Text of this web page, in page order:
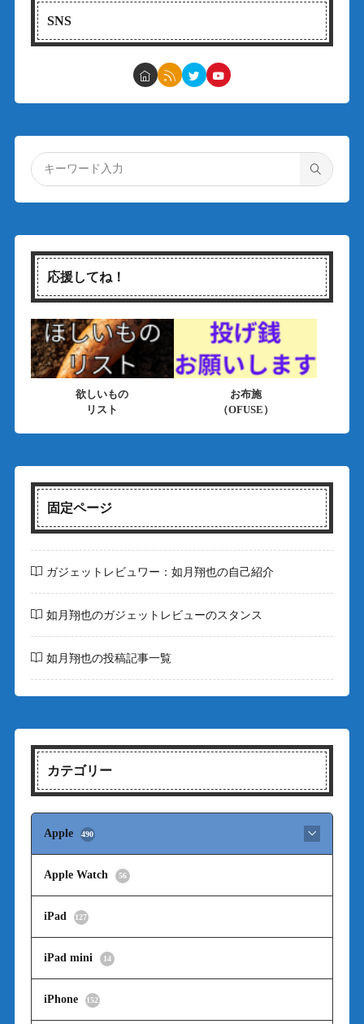
SNS
応援してね！
欲しいもの
リスト
お布施
（OFUSE）
固定ページ
ガジェットレビュワー：如月翔也の自己紹介
如月翔也のガジェットレビューのスタンス
如月翔也の投稿記事一覧
カテゴリー
Apple 490
Apple Watch 56
iPad 127
iPad mini 14
iPhone 152